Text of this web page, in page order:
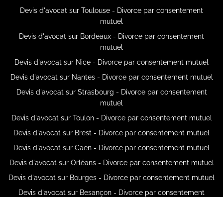
Devis d'avocat sur Toulouse - Divorce par consentement
mutuel
Devis d'avocat sur Bordeaux - Divorce par consentement
mutuel
Devis d'avocat sur Nice - Divorce par consentement mutuel
Devis d'avocat sur Nantes - Divorce par consentement mutuel
Devis d'avocat sur Strasbourg - Divorce par consentement
mutuel
Devis d'avocat sur Toulon - Divorce par consentement mutuel
Devis d'avocat sur Brest - Divorce par consentement mutuel
Devis d'avocat sur Caen - Divorce par consentement mutuel
Devis d'avocat sur Orléans - Divorce par consentement mutuel
Devis d'avocat sur Bourges - Divorce par consentement mutuel
Devis d'avocat sur Besançon - Divorce par consentement